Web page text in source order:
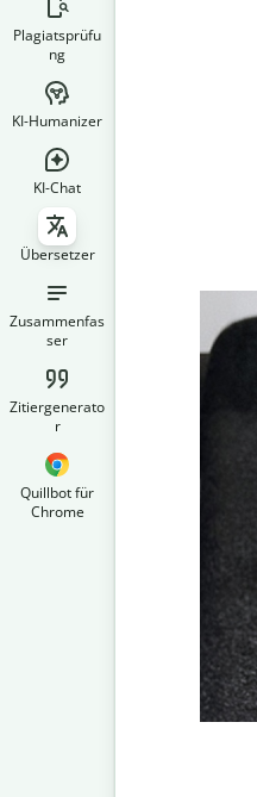
Plagiatsprüfu
ng
KI-Humanizer
KI-Chat
Übersetzer
Zusammenfas
ser
Zitiergenerato
r
Quillbot für
Chrome